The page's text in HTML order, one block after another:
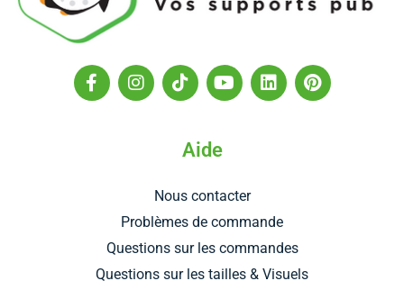
F
a
I
n
m
T
i
o
k
Y
o
L
i
P
i
Aide
Nous contacter
Problèmes de commande
Questions sur les commandes
Questions sur les tailles & Visuels